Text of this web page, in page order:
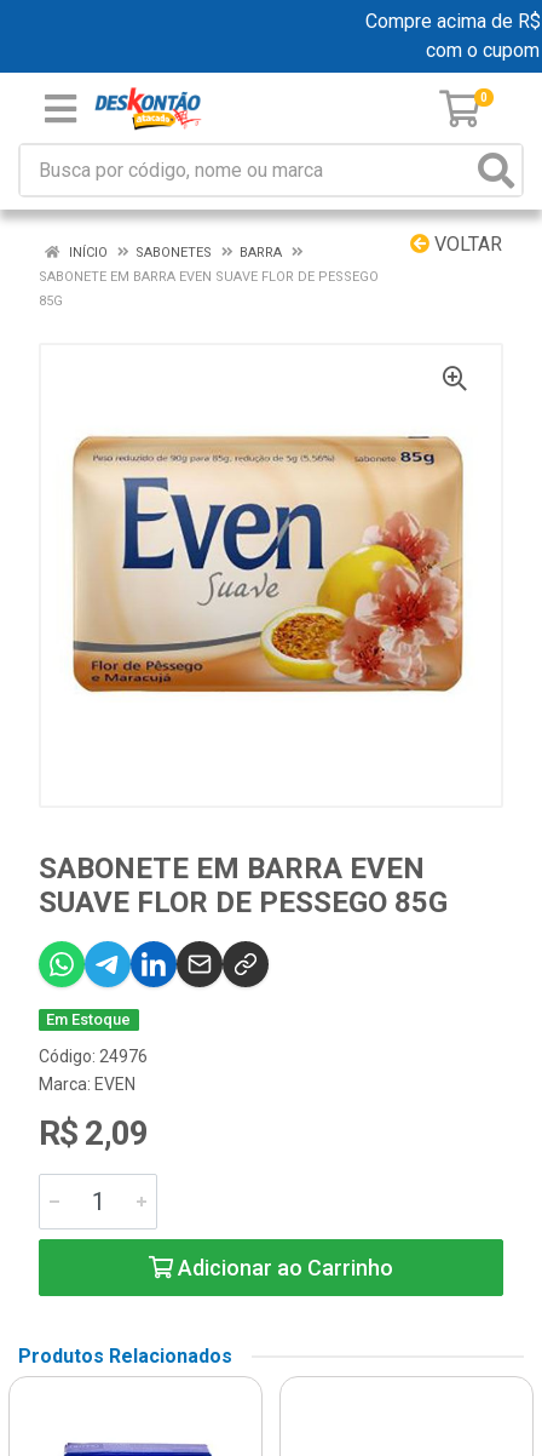
Compre acima de
com o cupom
0
VOLTAR
INÍCIO SABONETES
BARRA
SABONETE EM BARRA EVEN SUAVE FLOR DE PESSEGO
85G
SABONETE EM BARRA EVEN
SUAVE FLOR DE PESSEGO 85G
Em Estoque
Código: 24976
Marca: EVEN
R$ 2,09
Adicionar ao Carrinho
Produtos Relacionados